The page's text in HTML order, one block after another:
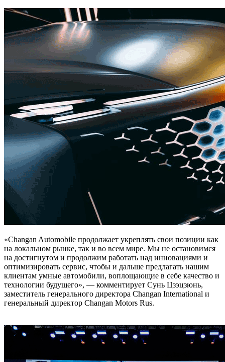
«Changan Automobile продолжает укреплять свои позиции как
на локальном рынке, так и во всем мире. Мы не остановимся
на достигнутом и продолжим работать над инновациями и
оптимизировать сервис, чтобы и дальше предлагать нашим
клиентам умные автомобили, воплощающие в себе качество и
технологии будущего», — комментирует Сунь Цзэцзюнь,
заместитель генерального директора Changan International и
генеральный директор Changan Motors Rus.